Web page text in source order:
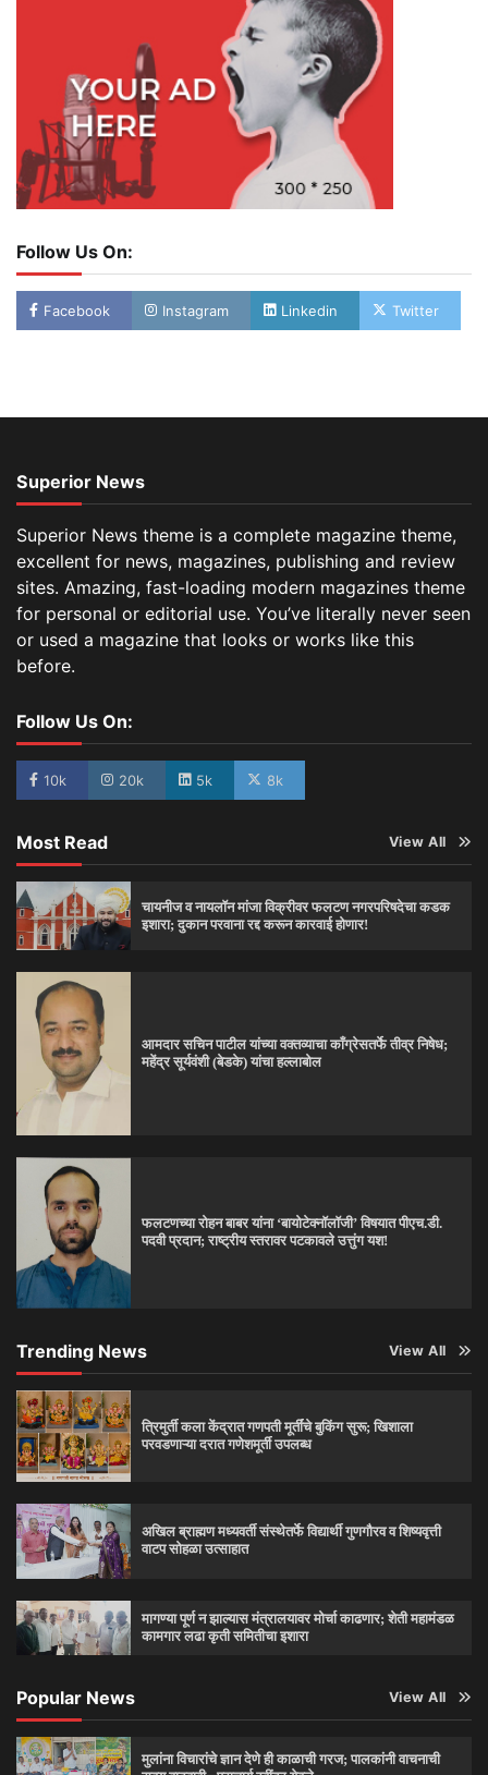
Follow Us On:
Facebook Instagram Linkedin Twitter
Superior News
Superior News theme is a complete magazine theme,
excellent for news, magazines, publishing and review
sites. Amazing, fast-loading modern magazines theme
for personal or editorial use. You’ve literally never seen
or used a magazine that looks or works like this
before.
Follow Us On:
10k 20k 5k 8k
Most Read View All
चायनीज व नायलॉन मांजा विक्रीवर फलटण नगरपरिषदेचा कडक
इशारा; दुकान परवाना रद्द करून कारवाई होणार!
आमदार सचिन पाटील यांच्या वक्तव्याचा काँग्रेसतर्फे तीव्र निषेध;
महेंद्र सूर्यवंशी (बेडके) यांचा हल्लाबोल
फलटणच्या रोहन बाबर यांना ‘बायोटेक्नॉलॉजी’ विषयात पीएच.डी.
पदवी प्रदान; राष्ट्रीय स्तरावर पटकावले उत्तुंग यश!
Trending News View All
त्रिमुर्ती कला केंद्रात गणपती मूर्तींचे बुकिंग सुरू; खिशाला
परवडणाऱ्या दरात गणेशमूर्ती उपलब्ध
अखिल ब्राह्मण मध्यवर्ती संस्थेतर्फे विद्यार्थी गुणगौरव व शिष्यवृत्ती
वाटप सोहळा उत्साहात
मागण्या पूर्ण न झाल्यास मंत्रालयावर मोर्चा काढणार; शेती महामंडळ
कामगार लढा कृती समितीचा इशारा
Popular News View All
मुलांना विचारांचे ज्ञान देणे ही काळाची गरज; पालकांनी वाचनाची